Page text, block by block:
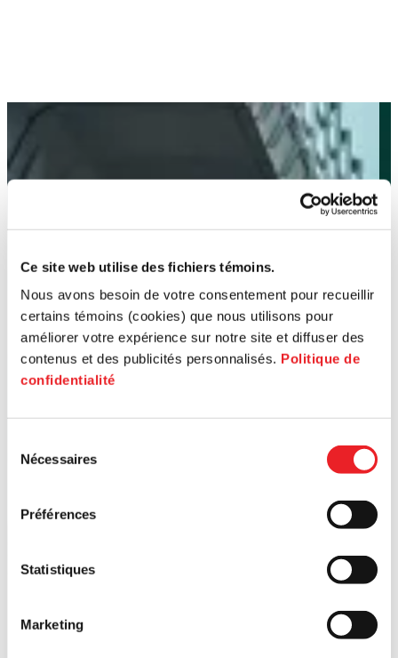
Ce site web utilise des fichiers témoins.
Nous avons besoin de votre consentement pour recueillir
certains témoins (cookies) que nous utilisons pour
améliorer votre expérience sur notre site et diffuser des
contenus et des publicités personnalisés. Politique de
confidentialité
Nécessaires
Préférences
Statistiques
Marketing